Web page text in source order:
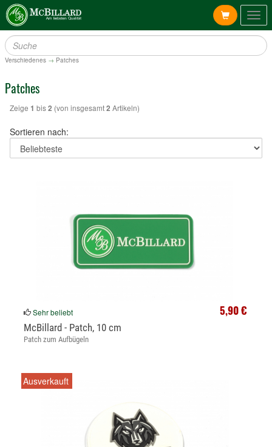
Verschiedenes → Patches
Patches
Zeige 1 bis2 (von insgesamt2 Artikeln)
Sortieren nach:
5,90 €
Sehr beliebt
McBillard - Patch, 10 cm
Patch zum Aufbügeln
Ausverkauft